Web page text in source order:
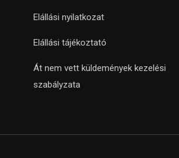
Elállási nyilatkozat
Elállási tájékoztató
Át nem vett küldemények kezelési
szabályzata